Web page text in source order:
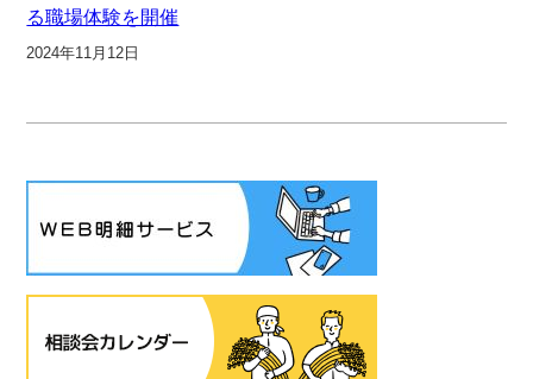
る職場体験を開催
2024年11月12日